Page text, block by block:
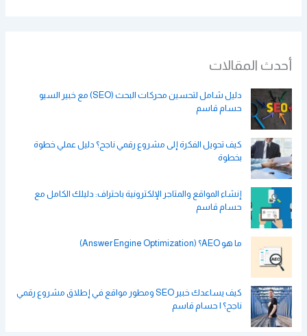
أحدث المقالات
دليل شامل لتحسين محركات البحث (SEO) مع خبير السيو
حسام قاسم
كيف تحويل الفكرة إلى مشروع رقمي ناجح؟ دليل عملي خطوة
بخطوة
إنشاء المواقع والمتاجر الإلكترونية باحتراف: دليلك الكامل مع
حسام قاسم
ما هو AEO؟ (Answer Engine Optimization)
كيف يساعدك خبير SEO ومطور مواقع في إطلاق مشروع رقمي
ناجح؟ | حسام قاسم